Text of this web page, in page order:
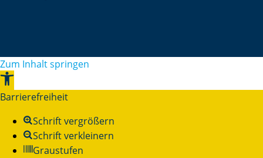
Zum Inhalt springen
Werkzeugleiste
öffnen
Barrierefreiheit
Schrift vergrößern
Schrift verkleinern
Graustufen